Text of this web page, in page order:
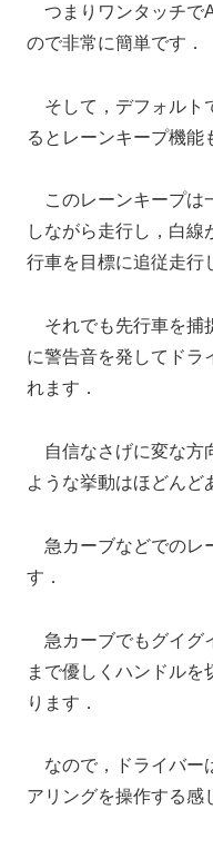
つまりワンタッチで
ので非常に簡単です．
そして，デフォルト
るとレーンキープ機能
このレーンキープは
しながら走行し，白
行車を目標に追従走行
それでも先行車を捕
に警告音を発してドラ
れます．
自信なさげに変な方
ような挙動はほどんど
急カーブなどでのレ
す．
急カーブでもグイグ
まで優しくハンドルを
ります．
なので，ドライバー
アリングを操作する感